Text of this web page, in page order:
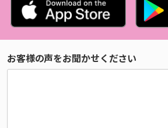
お客様の声をお聞かせください